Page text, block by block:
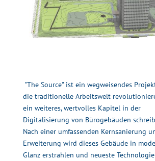
"The Source" ist ein wegweisendes
die traditionelle Arbeitswelt
ein weiteres, wertvolles Kapitel in der
Digitalisierung von Bürogebäuden
Nach einer umfassenden Kernsanierung
Erweiterung wird dieses Gebäude in
Glanz erstrahlen und neueste